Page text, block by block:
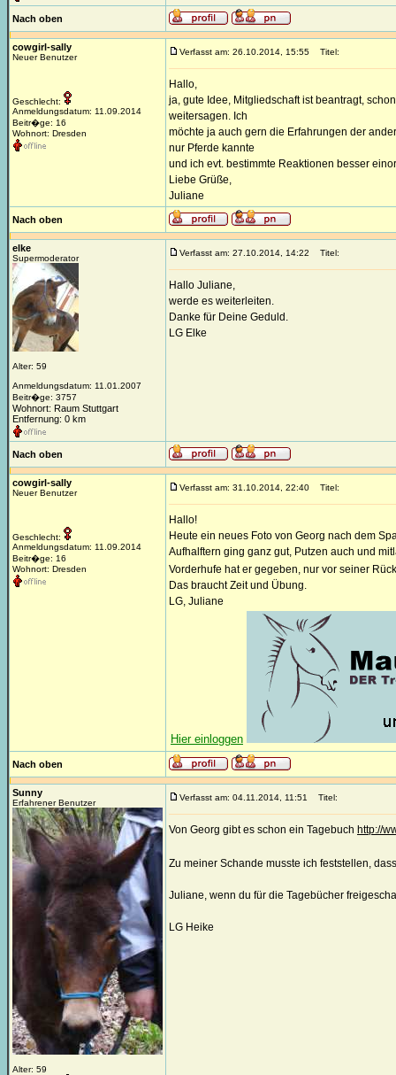
Nach oben
cowgirl-sally
Neuer Benutzer
Geschlecht:
Anmeldungsdatum: 11.09.2014
Beitr�ge: 16
Wohnort: Dresden
Verfasst am: 26.10.2014, 15:55 Titel:
Hallo,
ja, gute Idee, Mitgliedschaft ist beantragt,
weitersagen. Ich
möchte ja auch gern die Erfahrungen der
nur Pferde kannte
und ich evt. bestimmte Reaktionen besser
Liebe Grüße,
Juliane
Nach oben
elke
Supermoderator
Alter: 59
Anmeldungsdatum: 11.01.2007
Beitr�ge: 3757
Wohnort: Raum Stuttgart
Entfernung: 0 km
Verfasst am: 27.10.2014, 14:22 Titel:
Hallo Juliane,
werde es weiterleiten.
Danke für Deine Geduld.
LG Elke
Nach oben
cowgirl-sally
Neuer Benutzer
Geschlecht:
Anmeldungsdatum: 11.09.2014
Beitr�ge: 16
Wohnort: Dresden
Verfasst am: 31.10.2014, 22:40 Titel:
Hallo!
Heute ein neues Foto von Georg nach dem
Aufhalftern ging ganz gut, Putzen auch und
Vorderhufe hat er gegeben, nur vor seiner
Das braucht Zeit und Übung.
LG, Juliane
Hier einloggen
Nach oben
Sunny
Erfahrener Benutzer
Alter: 59
Verfasst am: 04.11.2014, 11:51 Titel:
Von Georg gibt es schon ein Tagebuch http://
Zu meiner Schande musste ich feststellen,
Juliane, wenn du für die Tagebücher
LG Heike